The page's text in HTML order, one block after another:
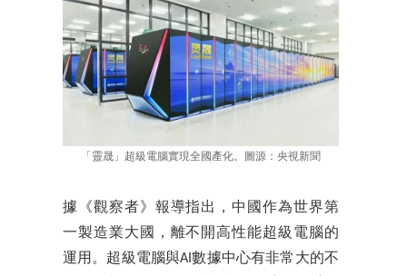
「靈晟」超級電腦實現全國產化。圖源：央視新聞
據《觀察者》報導指出，中國作為世界第
一製造業大國，離不開高性能超級電腦的
運用。超級電腦與AI數據中心有非常大的不